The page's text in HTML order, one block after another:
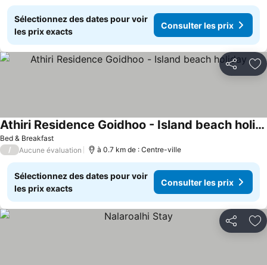
Sélectionnez des dates pour voir
les prix exacts
Consulter les prix
Partager
Bed & Breakfast
Athiri Residence Goidhoo - Island beach holiday
/ Aucune évaluation à 0.7 km de : Centre-ville
Sélectionnez des dates pour voir
les prix exacts
Consulter les prix
Partager